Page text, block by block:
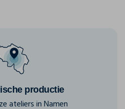
productie
ateliers in Namen